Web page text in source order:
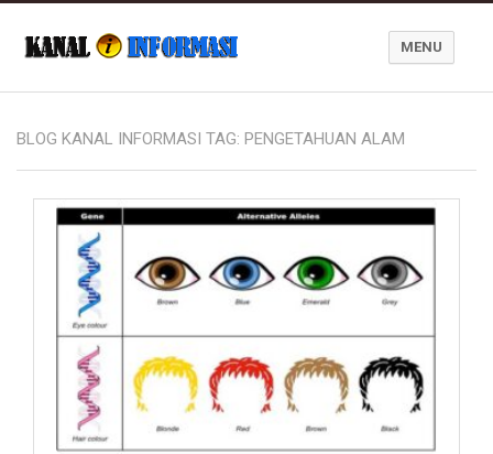
MENU
BLOG KANAL INFORMASI TAG: PENGETAHUAN ALAM